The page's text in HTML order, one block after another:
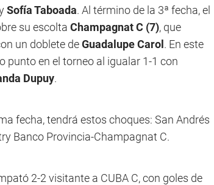
Sofía Taboada. Al término de la 3ª fecha, el
su escolta Champagnat C (7), que
un doblete deGuadalupe Carol . En este
punto en el torneo al igualar 1-1 con
Dupuy.
fecha, tendrá estos choques: San Andrés
Banco Provincia-Champagnat C.
2-2 visitante a CUBA C, con goles de